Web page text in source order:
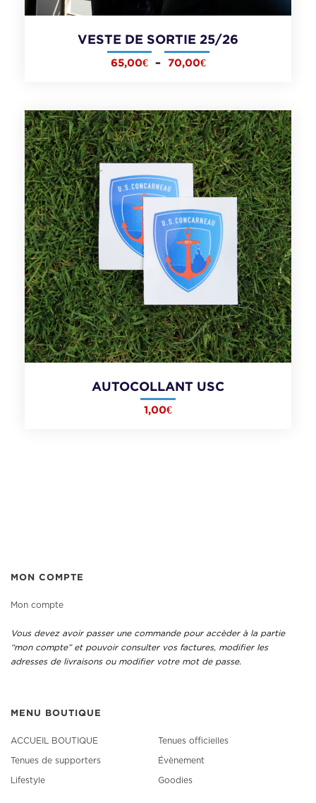
VESTE DE SORTIE 25/26
65,00€ – 70,00€
AUTOCOLLANT USC
1,00€
MON COMPTE
Mon compte
Vous devez avoir passer une commande pour accèder à la partie
“mon compte” et pouvoir consulter vos factures, modifier les
adresses de livraisons ou modifier votre mot de passe.
MENU BOUTIQUE
ACCUEIL BOUTIQUE Tenues officielles
Tenues de supporters Évènement
Lifestyle Goodies